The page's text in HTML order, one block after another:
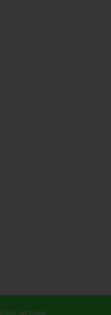
Royal Jati Klasik